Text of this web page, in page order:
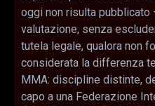
oggi non risulta
valutazione, senza
tutela legale, qualora non
considerata la differenza
MMA: discipline distinte,
capo a una Federazione